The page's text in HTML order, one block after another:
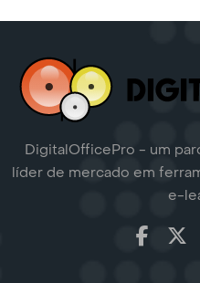
DigitalOfficePro - um
líder de mercado em
e-